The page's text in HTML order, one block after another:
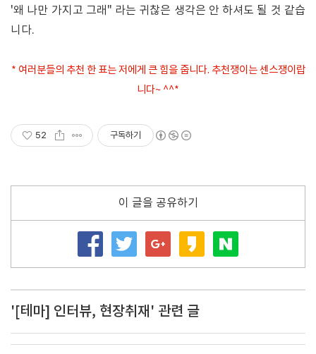
'왜 나만 가지고 그래" 라는 귀찮은 생각은 안 하셔도 될 것 같습
니다.
* 여러분들의 추천 한 표는 저에게 큰 힘을 줍니다. 추천쟁이는 센스쟁이랍
니다~ ^^*
52 구독하기
이 글을 공유하기
'[테마] 인터뷰, 현장취재' 관련 글